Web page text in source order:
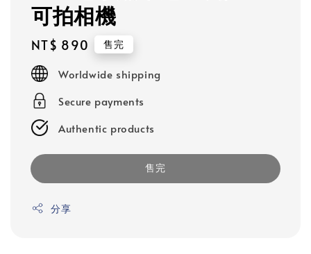
可拍相機
Regular
price
NT$ 890 售完
Worldwide shipping
Secure payments
Authentic products
售完
分享